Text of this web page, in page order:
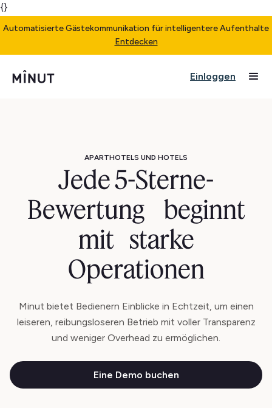
{}
Automatisierte Gästekommunikation für intelligentere Aufenthalte
Entdecken
Einloggen
APARTHOTELS UND HOTELS
Jede 5-Sterne-
Bewertung beginnt
mit starke
Operationen
Minut bietet Bedienern Einblicke in Echtzeit, um einen
leiseren, reibungsloseren Betrieb mit voller Transparenz
und weniger Overhead zu ermöglichen.
Eine Demo buchen